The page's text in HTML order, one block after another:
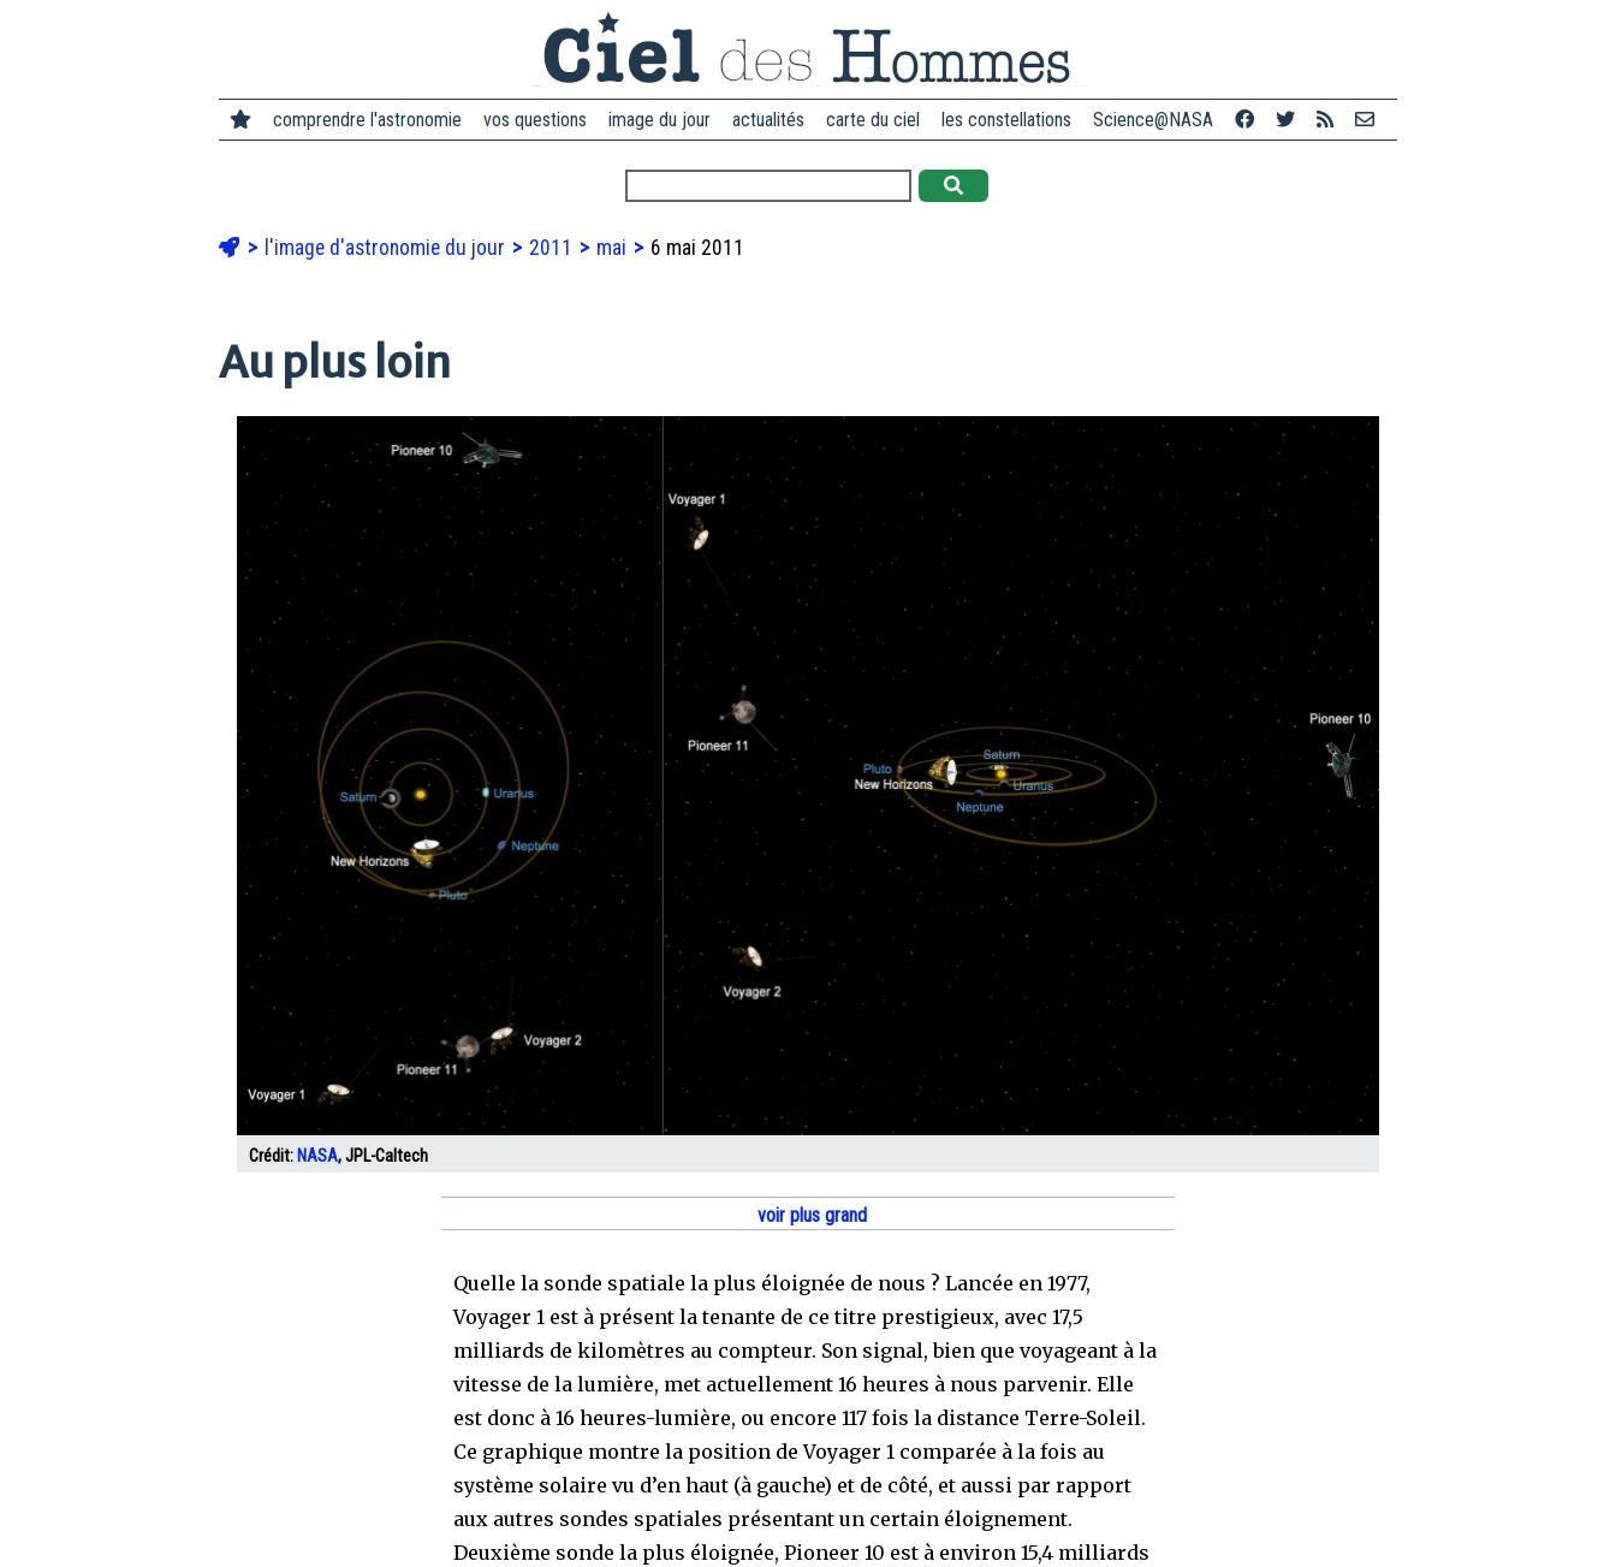
comprendre l'astronomie vos questions image du jour actualités carte du ciel les constellations Science@NASA
l'image d'astronomie du jour 2011 mai 6 mai 2011
Au plus loin
Crédit: NASA, JPL-Caltech
voir plus grand
Quelle la sonde spatiale la plus éloignée de nous ? Lancée en 1977,
Voyager 1 est à présent la tenante de ce titre prestigieux, avec 17,5
milliards de kilomètres au compteur. Son signal, bien que voyageant à la
vitesse de la lumière, met actuellement 16 heures à nous parvenir. Elle
est donc à 16 heures-lumière, ou encore 117 fois la distance Terre-Soleil.
Ce graphique montre la position de Voyager 1 comparée à la fois au
système solaire vu d’en haut (à gauche) et de côté, et aussi par rapport
aux autres sondes spatiales présentant un certain éloignement.
Deuxième sonde la plus éloignée, Pioneer 10 est à environ 15,4 milliards